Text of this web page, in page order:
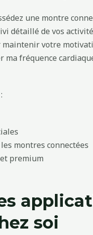
une montre
détaillé de vos
votre
ma fréquence
montres connectées
premium
soi